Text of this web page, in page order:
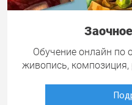
Обучение онлайн по
живопись, композиция,